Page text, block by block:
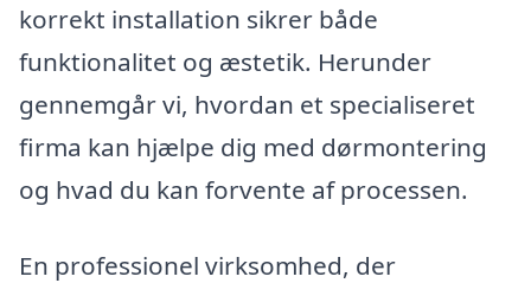
korrekt installation sikrer både
funktionalitet og æstetik. Herunder
gennemgår vi, hvordan et specialiseret
firma kan hjælpe dig med dørmontering
og hvad du kan forvente af processen.
En professionel virksomhed, der